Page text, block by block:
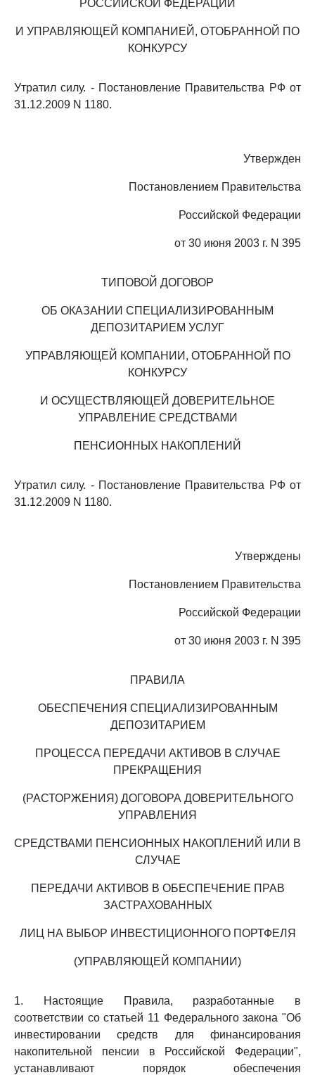
РОССИЙСКОЙ ФЕДЕРАЦИИ
И УПРАВЛЯЮЩЕЙ КОМПАНИЕЙ, ОТОБРАННОЙ ПО
КОНКУРСУ
Утратил силу. - Постановление Правительства РФ от
31.12.2009 N 1180.
Утвержден
Постановлением Правительства
Российской Федерации
от 30 июня 2003 г. N 395
ТИПОВОЙ ДОГОВОР
ОБ ОКАЗАНИИ СПЕЦИАЛИЗИРОВАННЫМ
ДЕПОЗИТАРИЕМ УСЛУГ
УПРАВЛЯЮЩЕЙ КОМПАНИИ, ОТОБРАННОЙ ПО
КОНКУРСУ
И ОСУЩЕСТВЛЯЮЩЕЙ ДОВЕРИТЕЛЬНОЕ
УПРАВЛЕНИЕ СРЕДСТВАМИ
ПЕНСИОННЫХ НАКОПЛЕНИЙ
Утратил силу. - Постановление Правительства РФ от
31.12.2009 N 1180.
Утверждены
Постановлением Правительства
Российской Федерации
от 30 июня 2003 г. N 395
ПРАВИЛА
ОБЕСПЕЧЕНИЯ СПЕЦИАЛИЗИРОВАННЫМ
ДЕПОЗИТАРИЕМ
ПРОЦЕССА ПЕРЕДАЧИ АКТИВОВ В СЛУЧАЕ
ПРЕКРАЩЕНИЯ
(РАСТОРЖЕНИЯ) ДОГОВОРА ДОВЕРИТЕЛЬНОГО
УПРАВЛЕНИЯ
СРЕДСТВАМИ ПЕНСИОННЫХ НАКОПЛЕНИЙ ИЛИ В
СЛУЧАЕ
ПЕРЕДАЧИ АКТИВОВ В ОБЕСПЕЧЕНИЕ ПРАВ
ЗАСТРАХОВАННЫХ
ЛИЦ НА ВЫБОР ИНВЕСТИЦИОННОГО ПОРТФЕЛЯ
(УПРАВЛЯЮЩЕЙ КОМПАНИИ)
1. Настоящие Правила, разработанные в
соответствии со статьей 11 Федерального закона "Об
инвестировании средств для финансирования
накопительной пенсии в Российской Федерации",
устанавливают порядок обеспечения